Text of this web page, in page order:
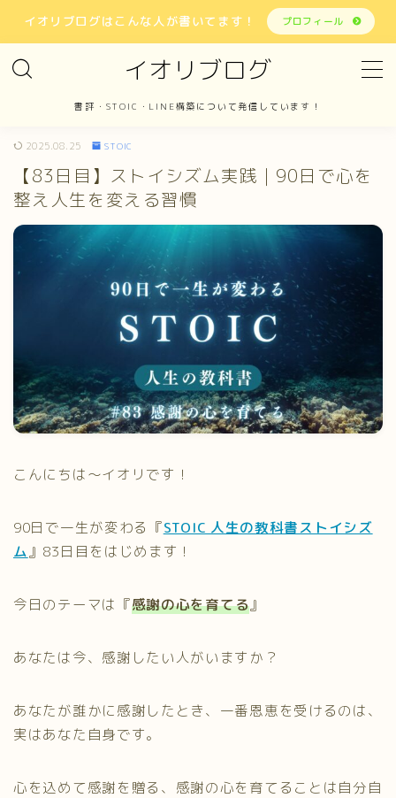
イオリブログはこんな人が書いてます！ プロフィール
イオリブログ
書評・STOIC・LINE構築について発信しています！
MENU
書評
STOIC
お問い合わせ
プライバシーポリシー
2025.08.25 STOIC
【83日目】ストイシズム実践｜90日で心を
整え人生を変える習慣
こんにちは～イオリです！
90日で一生が変わる『STOIC 人生の教科書ストイシズ
ム』83日目をはじめます！
今日のテーマは『感謝の心を育てる』
あなたは今、感謝したい人がいますか？
あなたが誰かに感謝したとき、一番恩恵を受けるのは、
実はあなた自身です。
心を込めて感謝を贈る、感謝の心を育てることは自分自